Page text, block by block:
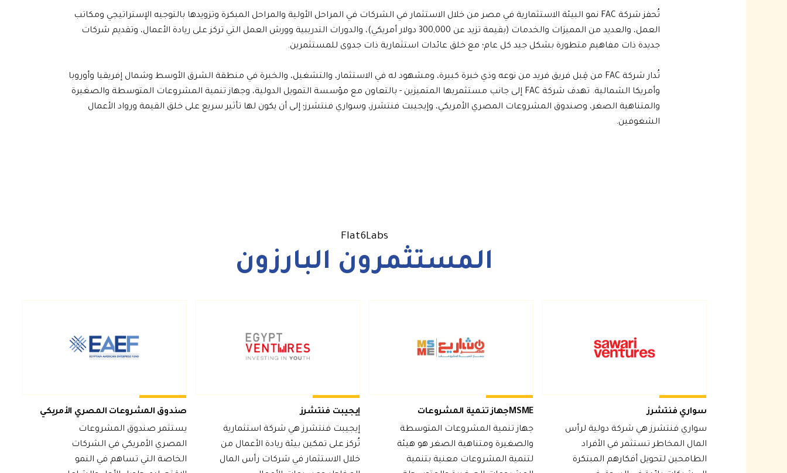
تُحفز شركة FAC نمو البيئة الاستثمارية في مصر من خلال الاستثمار في الشركات في المراحل الأولية والمراحل المبكرة وتزويدها بالتوجيه الإستراتيجي ومكاتب
العمل، والعديد من المميزات والخدمات (بقيمة تزيد عن 300,000 دولار أمريكي)، والدورات التدريبية وورش العمل التي تركز على ريادة الأعمال، وتقديم شركات
جديدة ذات مفاهيم متطورة بشكل جيد كل عام؛ مع خلق عائدات استثمارية ذات جدوى للمستثمرين.
تُدار شركة FAC من قِبل فريق فريد من نوعه وذي خبرة كبيرة، ومشهود له في الاستثمار، والتشغيل، والخبرة في منطقة الشرق الأوسط وشمال إفريقيا وأوروبا
وأمريكا الشمالية. تهدف شركة FAC إلى جانب مستثمريها المتميزين - بالتعاون مع مؤسسة التمويل الدولية، وجهاز تنمية المشروعات المتوسطة والصغيرة
والمتناهية الصغر، وصندوق المشروعات المصري الأمريكي، وإيجيبت فنتشرز، وسواري فنتشرز؛ إلى أن يكون لها تأثير سريع على خلق القيمة ورواد الأعمال
الشغوفين.
Flat6Labs
المستثمرون البارزون
سواري فنتشرز
سواري فنتشرز هي شركة دولية لرأس
المال المخاطر تستثمر في الأفراد
الطامحين لتحويل أفكارهم المبتكرة
MSMEجهاز تنمية المشروعات
جهاز تنمية المشروعات المتوسطة
والصغيرة ومتناهية الصغر هو هيئة
لتنمية المشروعات معنية بتنمية
إيجيبت فنتشرز
إيجيبت فنتشرز هي شركة استثمارية
تُركز على تمكين بيئة ريادة الأعمال من
خلال الاستثمار في شركات رأس المال
صندوق المشروعات المصري الأمريكي
يستثمر صندوق المشروعات
المصري الأمريكي في الشركات
الخاصة التي تساهم في النمو